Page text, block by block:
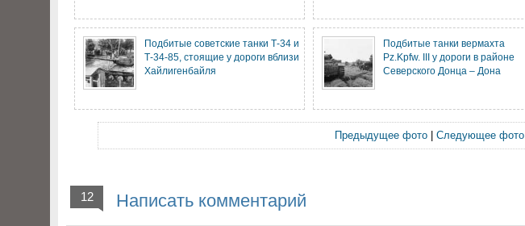
Подбитые советские танки Т-34 и
Т-34-85, стоящие у дороги вблизи
Хайлигенбайля
Подбитые танки вермахта
Pz.Kpfw. III у дороги в районе
Северского Донца – Дона
Предыдущее фото| Следующее фото
12 Написать комментарий